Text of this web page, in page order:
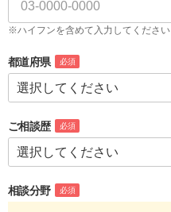
※ハイフンを含めて入力してください
都道府県 必須
ご相談歴 必須
相談分野 必須